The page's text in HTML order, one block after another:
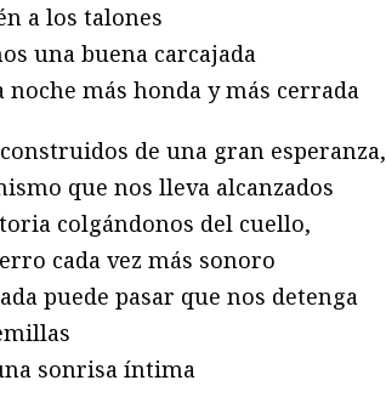
a los talones
una buena carcajada
noche más honda y más cerrada
de una gran esperanza,
que nos lleva alcanzados
colgándonos del cuello,
cada vez más sonoro
puede pasar que nos detenga
sonrisa íntima